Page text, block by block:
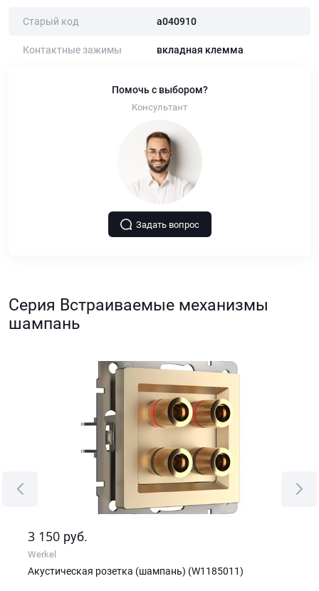
Старый код a040910
Контактные зажимы вкладная клемма
Помочь с выбором?
Консультант
Задать вопрос
Серия Встраиваемые механизмы
шампань
3 150 руб.
Werkel
Акустическая розетка (шампань) (W1185011)